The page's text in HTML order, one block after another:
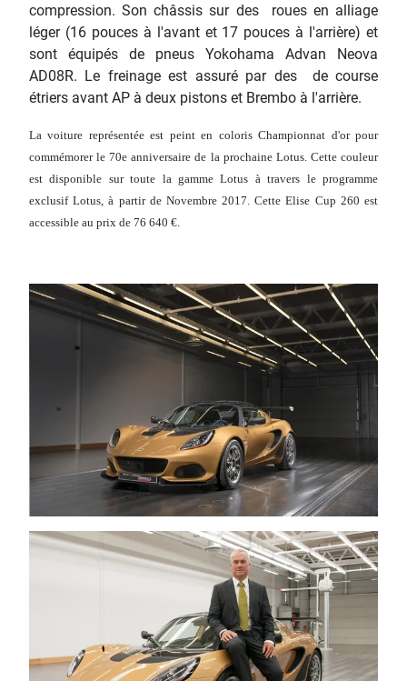
compression. Son châssis sur des roues en alliage
léger (16 pouces à l'avant et 17 pouces à l'arrière) et
sont équipés de pneus Yokohama Advan Neova
AD08R. Le freinage est assuré par des de course
étriers avant AP à deux pistons et Brembo à l'arrière.
La voiture représentée est peint en coloris Championnat d'or pour
commémorer le 70e anniversaire de la prochaine Lotus. Cette couleur
est disponible sur toute la gamme Lotus à travers le programme
exclusif Lotus, à partir de Novembre 2017. Cette Elise Cup 260 est
accessible au prix de 76 640 €.